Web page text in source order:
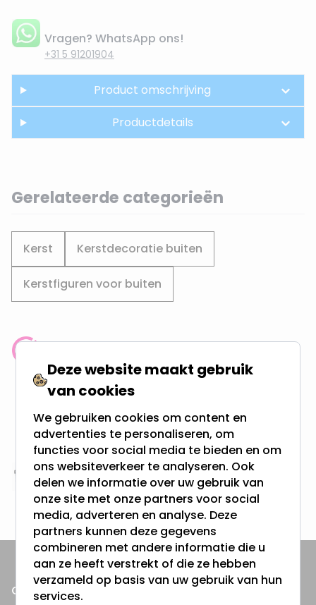
Vragen? WhatsApp ons!
+31 5 91201904
Product omschrijving
Productdetails
Gerelateerde categorieën
Kerst Kerstdecoratie buiten
Kerstfiguren voor buiten
meer dan 100.000 klanten gingen u voor
Gratis verzending + snel geleverd
Vanaf EUR100,- naar NL & BE
& 100 dagen recht op retour
Altijd uit eigen voorraad
3000m2 - 60.000+ Producten
ONZE PRODUCTEN
Deze website maakt gebruik
van cookies
We gebruiken cookies om content en
advertenties te personaliseren, om
functies voor social media te bieden en om
ons websiteverkeer te analyseren. Ook
delen we informatie over uw gebruik van
onze site met onze partners voor social
media, adverteren en analyse. Deze
partners kunnen deze gegevens
combineren met andere informatie die u
aan ze heeft verstrekt of die ze hebben
verzameld op basis van uw gebruik van hun
services.